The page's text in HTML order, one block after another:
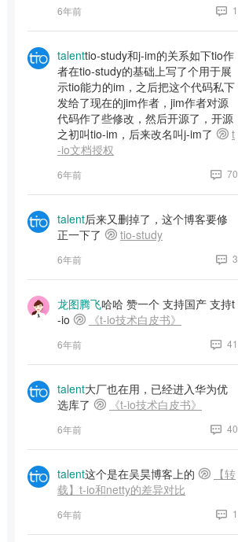
6年前 1
talenttio-study和j-im的关系如下tio作
者在tio-study的基础上写了个用于展
示tio能力的im，之后把这个代码私下
发给了现在的jim作者，jim作者对源
代码作了些修改，然后开源了，开源
之初叫tio-im，后来改名叫j-im了
t
-io文档授权
6年前 70
talent后来又删掉了，这个博客要修
正一下了
tio-study
6年前 3
龙图腾飞哈哈 赞一个 支持国产 支持t
-io
《t-io技术白皮书》
6年前 41
talent大厂也在用，已经进入华为优
选库了
《t-io技术白皮书》
6年前 40
talent这个是在吴昊博客上的
【转
载】t-io和netty的差异对比
6年前 1